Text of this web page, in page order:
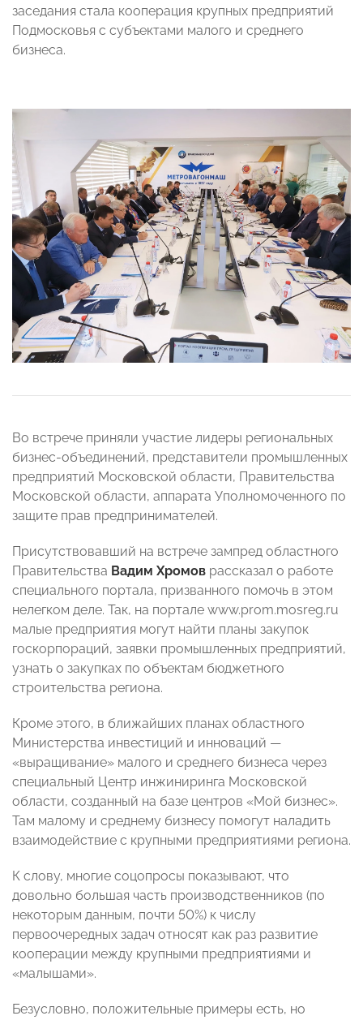
заседания стала кооперация крупных предприятий
Подмосковья с субъектами малого и среднего
бизнеса.
Во встрече приняли участие лидеры региональных
бизнес-объединений, представители промышленных
предприятий Московской области, Правительства
Московской области, аппарата Уполномоченного по
защите прав предпринимателей.
Присутствовавший на встрече зампред областного
Правительства Вадим Хромов рассказал о работе
специального портала, призванного помочь в этом
нелегком деле. Так, на портале www.prom.mosreg.ru
малые предприятия могут найти планы закупок
госкорпораций, заявки промышленных предприятий,
узнать о закупках по объектам бюджетного
строительства региона.
Кроме этого, в ближайших планах областного
Министерства инвестиций и инноваций —
«выращивание» малого и среднего бизнеса через
специальный Центр инжиниринга Московской
области, созданный на базе центров «Мой бизнес».
Там малому и среднему бизнесу помогут наладить
взаимодействие с крупными предприятиями региона.
К слову, многие соцопросы показывают, что
довольно большая часть производственников (по
некоторым данным, почти 50%) к числу
первоочередных задач относят как раз развитие
кооперации между крупными предприятиями и
«малышами».
Безусловно, положительные примеры есть, но